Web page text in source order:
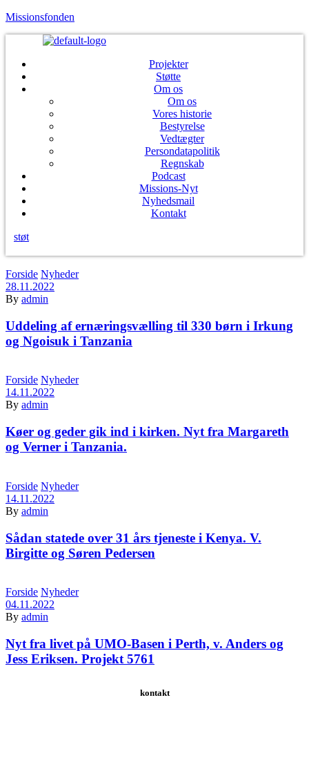
Missionsfonden
Projekter
Støtte
Om os
Om os
Vores historie
Bestyrelse
Vedtægter
Persondatapolitik
Regnskab
Podcast
Missions-Nyt
Nyhedsmail
Kontakt
støt
Menu
Categories
Forside Nyheder
28.11.2022
By admin
Uddeling af ernæringsvælling til 330 børn i Irkung
og Ngoisuk i Tanzania
Categories
Forside Nyheder
14.11.2022
By admin
Køer og geder gik ind i kirken. Nyt fra Margareth
og Verner i Tanzania.
Categories
Forside Nyheder
14.11.2022
By admin
Sådan statede over 31 års tjeneste i Kenya. V.
Birgitte og Søren Pedersen
Categories
Forside Nyheder
04.11.2022
By admin
Nyt fra livet på UMO-Basen i Perth, v. Anders og
Jess Eriksen. Projekt 5761
kontakt